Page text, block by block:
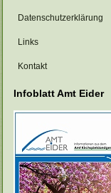
Datenschutzerklärung
Links
Kontakt
Infoblatt Amt Eider